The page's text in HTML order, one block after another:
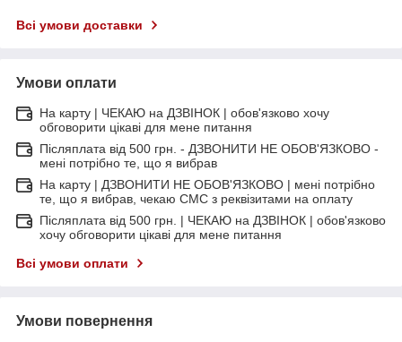
Всі умови доставки
Умови оплати
На карту | ЧЕКАЮ на ДЗВІНОК | обов'язково хочу
обговорити цікаві для мене питання
Післяплата від 500 грн. - ДЗВОНИТИ НЕ ОБОВ'ЯЗКОВО -
мені потрібно те, що я вибрав
На карту | ДЗВОНИТИ НЕ ОБОВ'ЯЗКОВО | мені потрібно
те, що я вибрав, чекаю СМС з реквізитами на оплату
Післяплата від 500 грн. | ЧЕКАЮ на ДЗВІНОК | обов'язково
хочу обговорити цікаві для мене питання
Всі умови оплати
Умови повернення